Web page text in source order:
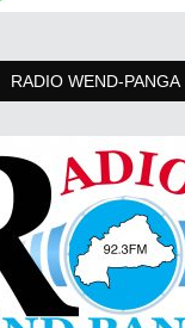
RADIO WEND-PANGA